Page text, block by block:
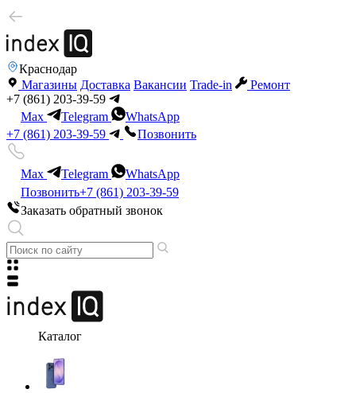
Краснодар
Магазины Доставка Вакансии Trade-in
Ремонт
+7 (861) 203-39-59
Max
Telegram
WhatsApp
+7 (861) 203-39-59
Позвонить
Max Telegram
WhatsApp
Позвонить+7 (861) 203-39-59
Заказать обратный звонок
Каталог